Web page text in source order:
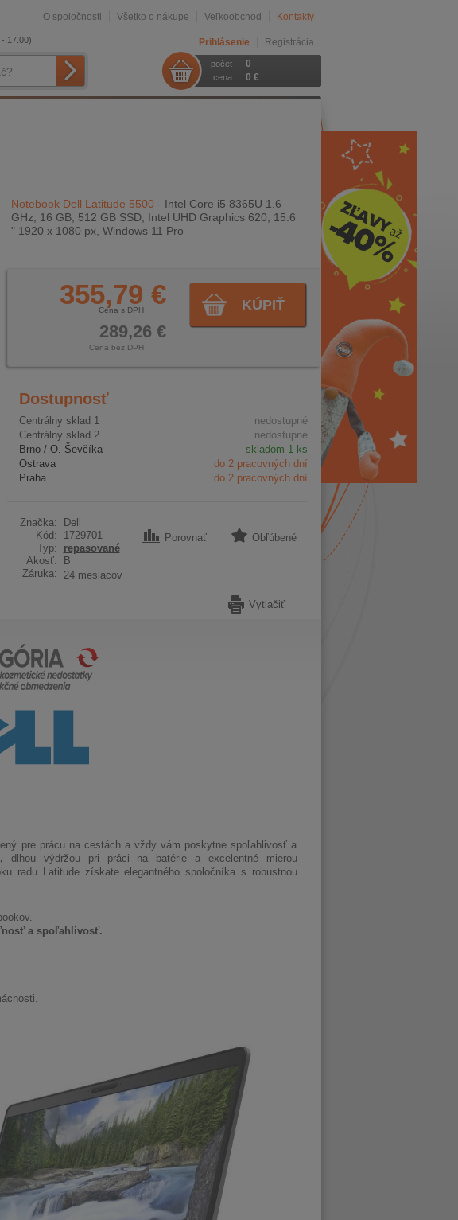
17.00)
O spoločnosti Všetko o nákupe Veľkoobchod Kontakty
Prihlásenie Registrácia
počet 0
cena 0 €
Notebook Dell Latitude 5500 - Intel Core i5 8365U 1.6
GHz, 16 GB, 512 GB SSD, Intel UHD Graphics 620, 15.6
" 1920 x 1080 px, Windows 11 Pro
KÚPIŤ
355,79 €
Cena s DPH
289,26 €
Cena bez DPH
Dostupnosť
Centrálny sklad 1
nedostupné
Centrálny sklad 2
nedostupné
Brno / O. Ševčíka
skladom 1 ks
Ostrava
do 2 pracovných dní
Praha
do 2 pracovných dní
Značka:
Dell
Kód:
1729701
Typ:
repasované
Akosť:
B
Záruka:
24 mesiacov
Porovnať Obľúbené
Vytlačiť
pre prácu na cestách a vždy vám poskytne spoľahlivosť a
dlhou výdržou pri práci na batérie a excelentné mierou
radu Latitude získate elegantného spoločníka s robustnou
a spoľahlivosť.